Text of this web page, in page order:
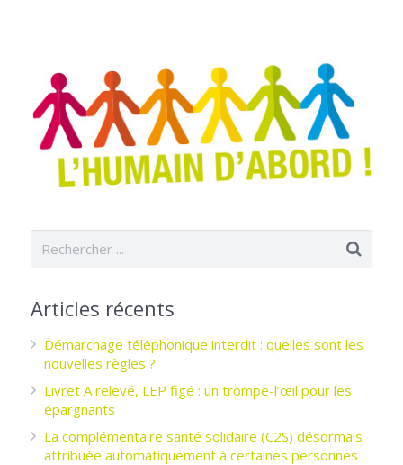
Articles récents
Démarchage téléphonique interdit : quelles sont les
nouvelles règles ?
Livret A relevé, LEP figé : un trompe-l’œil pour les
épargnants ­
La complémentaire santé solidaire (C2S) désormais
attribuée automatiquement à certaines personnes